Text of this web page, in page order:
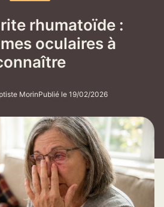
rhumatoïde :
oculaires à
MorinPublié le 19/02/2026